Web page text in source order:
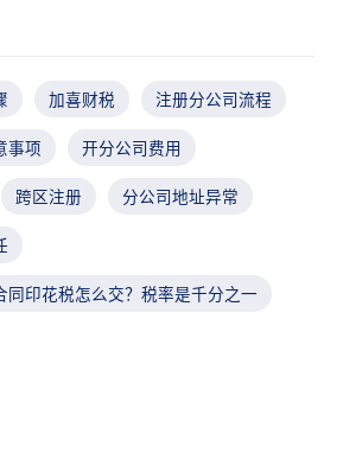
加喜财税 注册分公司流程
事项 开分公司费用
跨区注册 分公司地址异常
同印花税怎么交？税率是千分之一